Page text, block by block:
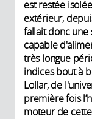
est restée
extérieur,
fallait donc une
capable
très longue
indices bout à
Lollar, de
première fois
moteur de